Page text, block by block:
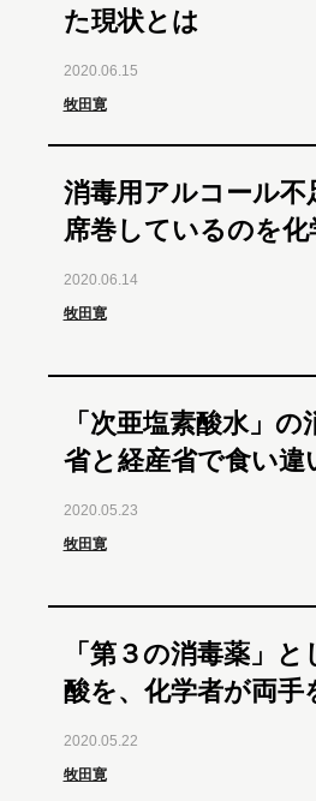
た現状とは
2020.06.15
牧田寛
消毒用アルコール不
席巻しているのを
2020.06.14
牧田寛
「次亜塩素酸水」
省と経産省で食い違
2020.05.23
牧田寛
「第３の消毒薬」
酸を、化学者が両
2020.05.22
牧田寛